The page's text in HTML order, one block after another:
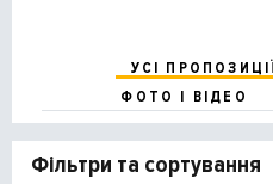
УСІ ПРОПОЗИЦІЇ
ФОТО І ВІДЕО
Фільтри та сортування